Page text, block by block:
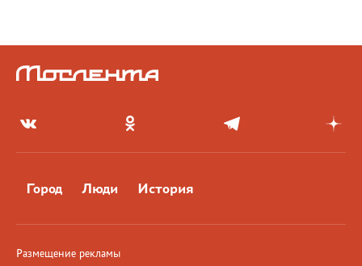
Город Люди История
Размещение рекламы